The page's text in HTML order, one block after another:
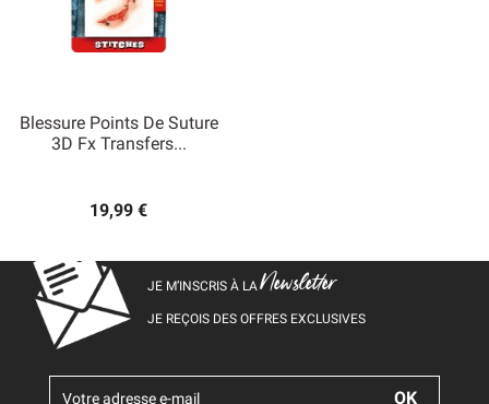
Blessure Points De Suture
3D Fx Transfers...
19,99 €
JE M’INSCRIS À LANewsletter
JE REÇOIS DES OFFRES EXCLUSIVES